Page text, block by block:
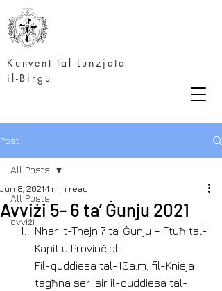
Kunvent tal-Lunzjata
il-Birgu
Post
All Posts
avviżi
All Posts
Avviżi 5- 6 ta’ Ġunju 2021
Jun 8, 2021 1 min read
Nhar it-Tnejn 7 ta’ Ġunju – Ftuħ tal-
Kapitlu Provinċjali
Fil-quddiesa tal-10a.m. fil-Knisja
tagħna ser isir il-quddiesa tal-